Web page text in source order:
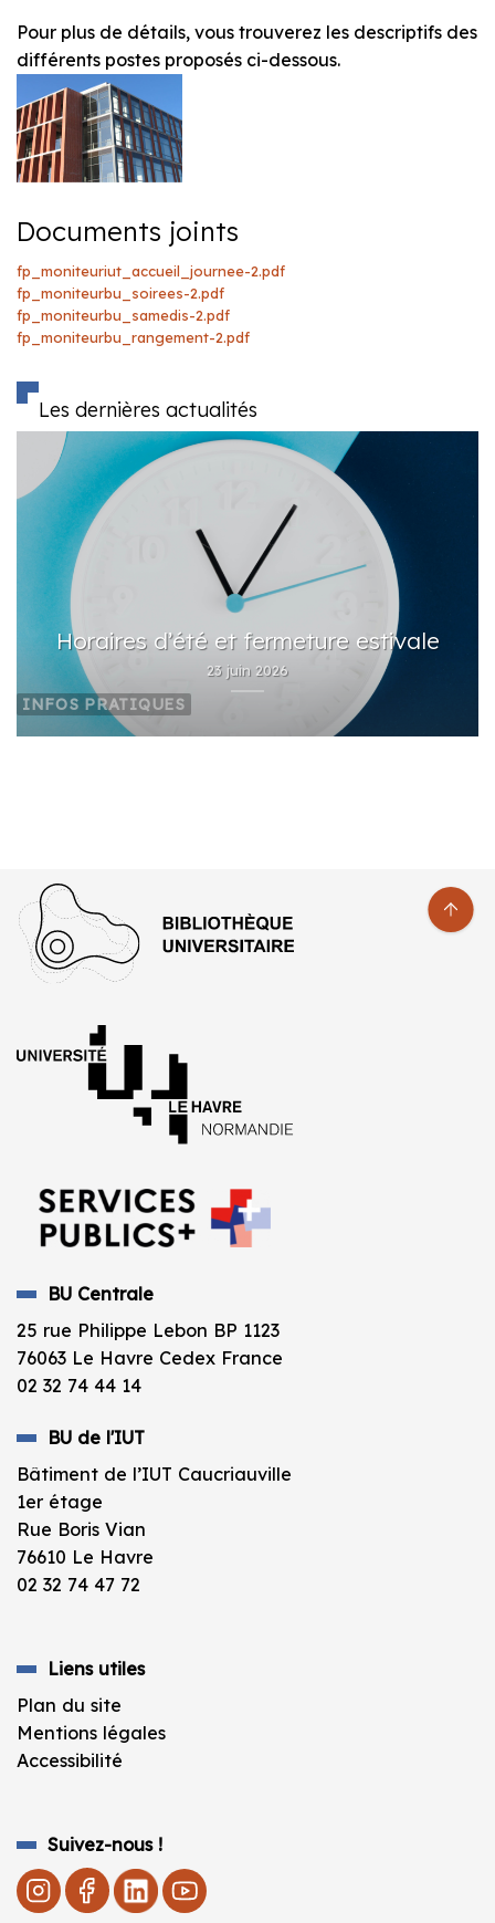
Pour plus de détails, vous trouverez les descriptifs des
différents postes proposés ci-dessous.
Documents joints
fp_moniteuriut_accueil_journee-2.pdf
fp_moniteurbu_soirees-2.pdf
fp_moniteurbu_samedis-2.pdf
fp_moniteurbu_rangement-2.pdf
Les dernières actualités
INFOS PRATIQUES
Horaires d’été et fermeture estivale
23 juin 2026
BU Centrale
25 rue Philippe Lebon BP 1123
76063 Le Havre Cedex France
02 32 74 44 14
BU de l'IUT
Bâtiment de l’IUT Caucriauville
1er étage
Rue Boris Vian
76610 Le Havre
02 32 74 47 72
Liens utiles
Plan du site
Mentions légales
Accessibilité
Suivez-nous !